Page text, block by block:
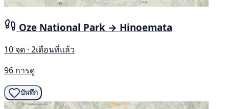
Oze National Park → Hinoemata
10 จุด · 2เดือนที่แล้ว
96 การดู
บันทึก